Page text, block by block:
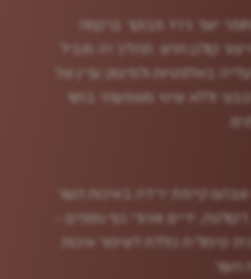
יוצר גירוי מבוקר ברקמה
קולגן חדש. תהליך זה מוביל
באלסטיות ולמיצוק עדין של
וללא שינוי משמעותי בתווי
קיימת ירידה באיכות העור
ידיים ואזורי גוף נוספים -
טיפולית כוללת לשיפור איכות
העור.